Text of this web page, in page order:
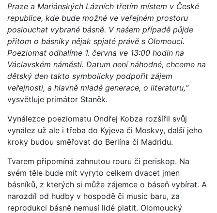
Praze a Mariánských Lázních třetím místem v České
republice, kde bude možné ve veřejném prostoru
poslouchat vybrané básně. V našem případě půjde
přitom o básníky nějak spjaté právě s Olomoucí.
Poeziomat odhalíme 1. června ve 13:00 hodin na
Václavském náměstí. Datum není náhodné, chceme na
dětský den takto symbolicky podpořit zájem
veřejnosti, a hlavně mladé generace, o literaturu,“
vysvětluje primátor Staněk.
Vynálezce poeziomatu Ondřej Kobza rozšířil svůj
vynález už ale i třeba do Kyjeva či Moskvy, další jeho
kroky budou směřovat do Berlína či Madridu.
Tvarem připomíná zahnutou rouru či periskop. Na
svém těle bude mít vyryto celkem dvacet jmen
básníků, z kterých si může zájemce o báseň vybírat. A
narozdíl od hudby v hospodě či music baru, za
reprodukci básně nemusí lidé platit. Olomoucký